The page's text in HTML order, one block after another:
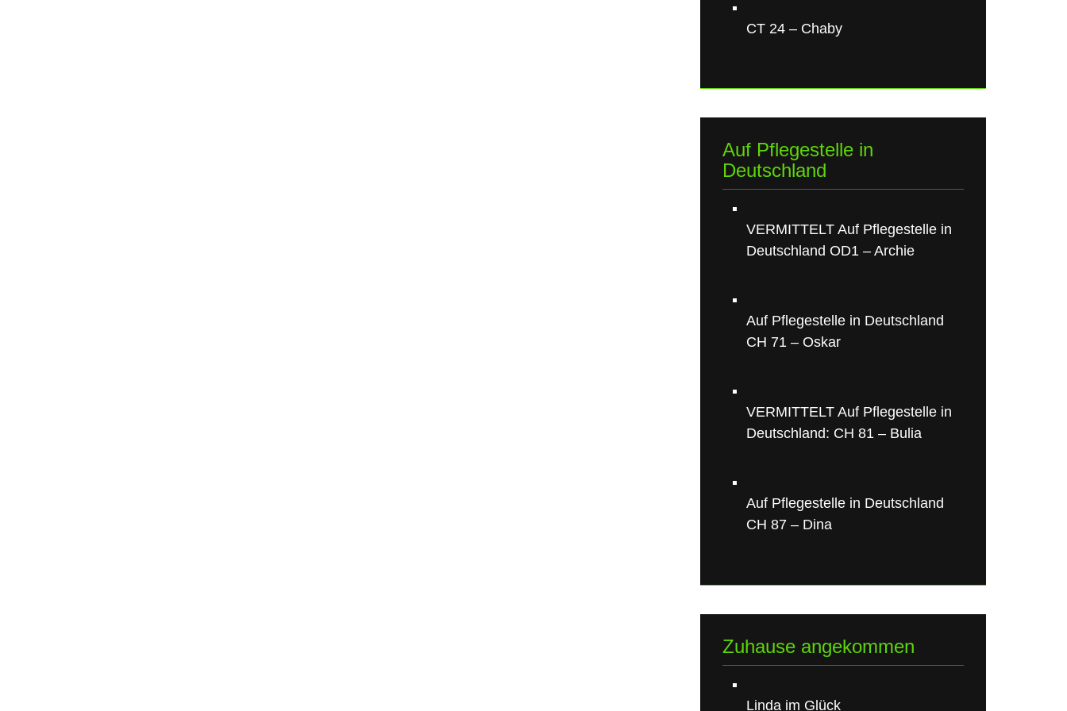
CT 24 – Chaby
Auf Pflegestelle in
Deutschland
VERMITTELT Auf Pflegestelle in
Deutschland OD1 – Archie
Auf Pflegestelle in Deutschland
CH 71 – Oskar
VERMITTELT Auf Pflegestelle in
Deutschland: CH 81 – Bulia
Auf Pflegestelle in Deutschland
CH 87 – Dina
Zuhause angekommen
Linda im Glück